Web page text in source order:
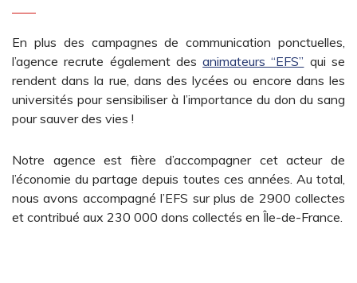
En plus des campagnes de communication ponctuelles,
l’agence recrute également desanimateurs “EFS” qui se
rendent dans la rue, dans des lycées ou encore dans les
universités pour sensibiliser à l’importance du don du sang
pour sauver des vies !
Notre agence est fière d’accompagner cet acteur de
l’économie du partage depuis toutes ces années. Au total,
nous avons accompagné l’EFS sur plus de 2900 collectes
et contribué aux 230 000 dons collectés en Île-de-France.